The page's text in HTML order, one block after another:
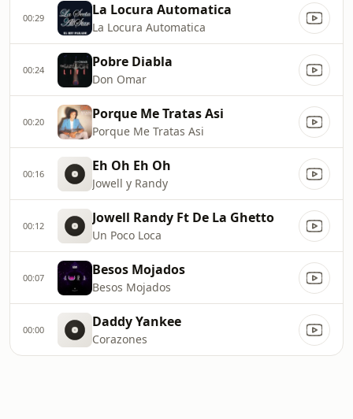
00:29 La Locura Automatica
La Locura Automatica
00:24 Pobre Diabla
Don Omar
00:20 Porque Me Tratas Asi
Porque Me Tratas Asi
00:16 Eh Oh Eh Oh
Jowell y Randy
00:12 Jowell Randy Ft De La Ghetto
Un Poco Loca
00:07 Besos Mojados
Besos Mojados
00:00 Daddy Yankee
Corazones